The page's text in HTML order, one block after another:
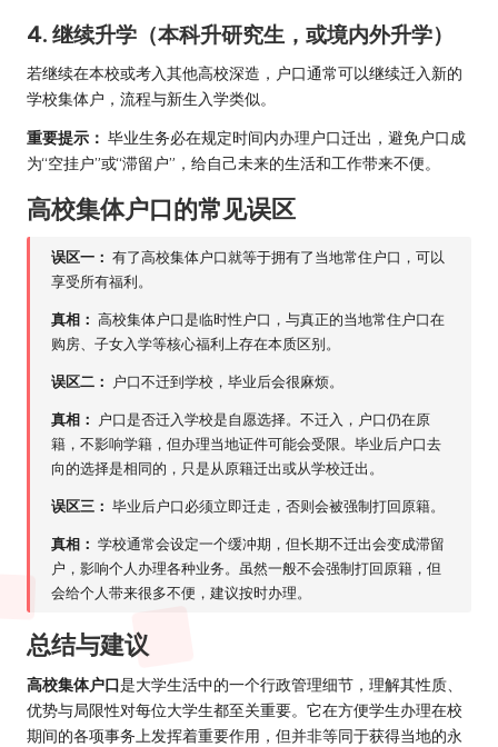
4. 继续升学（本科升研究生，或境内外升学）
若继续在本校或考入其他高校深造，户口通常可以继续迁入新的
学校集体户，流程与新生入学类似。
重要提示： 毕业生务必在规定时间内办理户口迁出，避免户口成
为“空挂户”或“滞留户”，给自己未来的生活和工作带来不便。
高校集体户口的常见误区
误区一： 有了高校集体户口就等于拥有了当地常住户口，可以
享受所有福利。
真相： 高校集体户口是临时性户口，与真正的当地常住户口在
购房、子女入学等核心福利上存在本质区别。
误区二： 户口不迁到学校，毕业后会很麻烦。
真相：
户口是否迁入学校是自愿选择。不迁入，户口仍在原
籍，不影响学籍，但办理当地证件可能会受限。毕业后户口去
向的选择是相同的，只是从原籍迁出或从学校迁出。
误区三： 毕业后户口必须立即迁走，否则会被强制打回原籍。
真相： 学校通常会设定一个缓冲期，但长期不迁出会变成滞留
户，影响个人办理各种业务。虽然一般不会强制打回原籍，但
会给个人带来很多不便，建议按时办理。
总结与建议
高校集体户口是大学生活中的一个行政管理细节，理解其性质、
优势与局限性对每位大学生都至关重要。它在方便学生办理在校
期间的各项事务上发挥着重要作用，但并非等同于获得当地的永